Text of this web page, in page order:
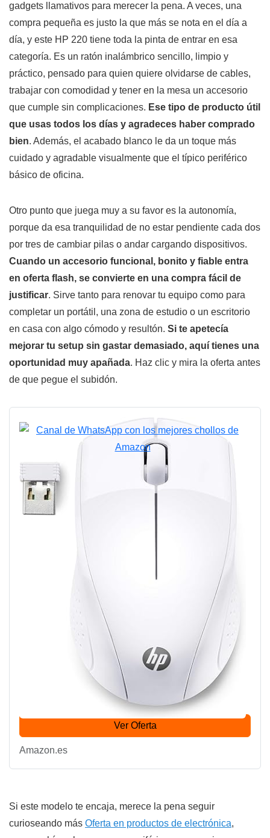
gadgets llamativos para merecer la pena. A veces, una
compra pequeña es justo la que más se nota en el día a
día, y este HP 220 tiene toda la pinta de entrar en esa
categoría. Es un ratón inalámbrico sencillo, limpio y
práctico, pensado para quien quiere olvidarse de cables,
trabajar con comodidad y tener en la mesa un accesorio
que cumple sin complicaciones. Ese tipo de producto útil
que usas todos los días y agradeces haber comprado
bien. Además, el acabado blanco le da un toque más
cuidado y agradable visualmente que el típico periférico
básico de oficina.
Otro punto que juega muy a su favor es la autonomía,
porque da esa tranquilidad de no estar pendiente cada dos
por tres de cambiar pilas o andar cargando dispositivos.
Cuando un accesorio funcional, bonito y fiable entra
en oferta flash, se convierte en una compra fácil de
justificar. Sirve tanto para renovar tu equipo como para
completar un portátil, una zona de estudio o un escritorio
en casa con algo cómodo y resultón. Si te apetecía
mejorar tu setup sin gastar demasiado, aquí tienes una
oportunidad muy apañada. Haz clic y mira la oferta antes
de que pegue el subidón.
HP 220 - Ratón Inalámbrico (1600 PPP, 2
Botones y una Rueda de Desplazamiento,
Tecnología LED Azul, Batería 15 Meses
Duración, Windows 7, 8, 10; Mac OS;...
Ver Oferta
Amazon.es
Si este modelo te encaja, merece la pena seguir
curioseando más Oferta en productos de electrónica,